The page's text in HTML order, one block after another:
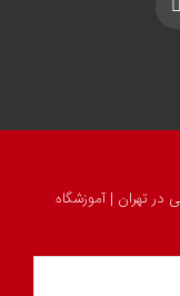
در تهران | آموزشگاه